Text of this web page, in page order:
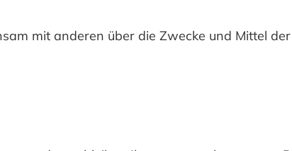
mit anderen über die Zwecke und Mittel